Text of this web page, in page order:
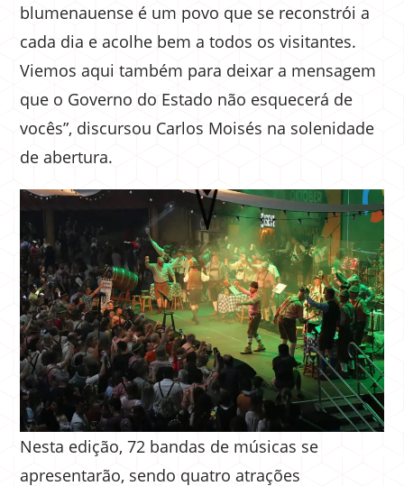
blumenauense é um povo que se reconstrói a
cada dia e acolhe bem a todos os visitantes.
Viemos aqui também para deixar a mensagem
que o Governo do Estado não esquecerá de
vocês”, discursou Carlos Moisés na solenidade
de abertura.
Nesta edição, 72 bandas de músicas se
apresentarão, sendo quatro atrações